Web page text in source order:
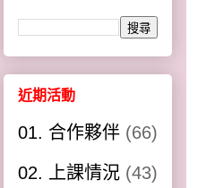
近期活動
01. 合作夥伴 (66)
02. 上課情況 (43)